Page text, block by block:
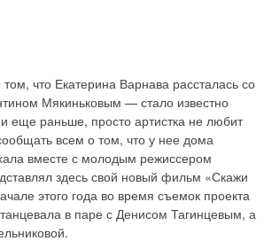
что Екатерина Варнава рассталась со
Мякиньковым — стало известно
еще раньше, просто артистка не любит
всем о том, что у нее дома
вместе с молодым режиссером
здесь свой новый фильм «Скажи
этого года во время съемок проекта
в паре с Денисом Тагинцевым, а